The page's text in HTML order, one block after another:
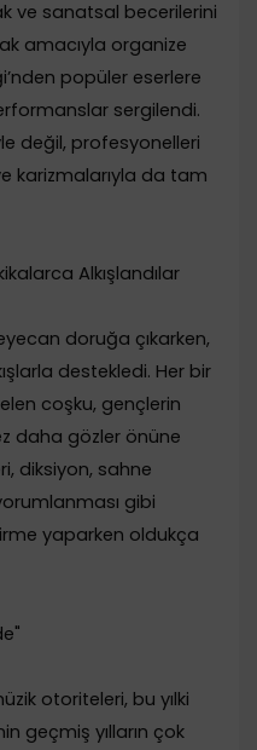
ve sanatsal becerilerini
amacıyla organize
popüler eserlere
sergilendi.
değil, profesyonelleri
karizmalarıyla da tam
Alkışlandılar
doruğa çıkarken,
destekledi. Her bir
coşku, gençlerin
daha gözler önüne
diksiyon, sahne
gibi
yaparken oldukça
otoriteleri, bu yılki
geçmiş yılların çok